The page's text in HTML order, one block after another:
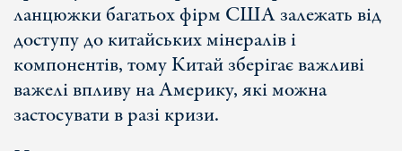
ланцюжки багатьох фірм США залежать від
доступу до китайських мінералів і
компонентів, тому Китай зберігає важливі
важелі впливу на Америку, які можна
застосувати в разі кризи.